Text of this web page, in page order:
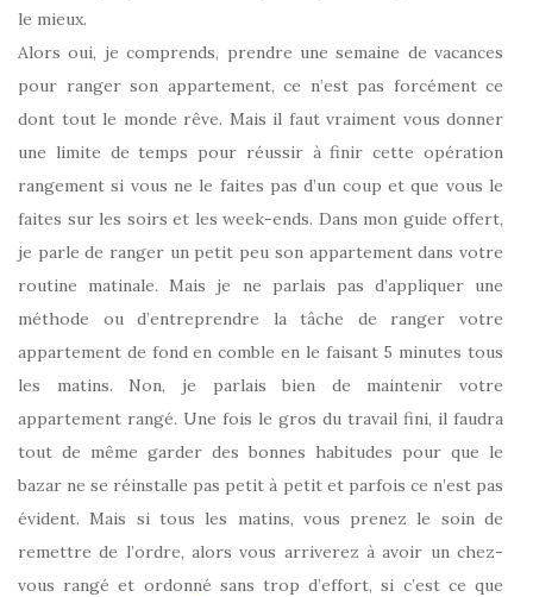
le mieux.
Alors oui, je comprends, prendre une semaine de vacances
pour ranger son appartement, ce n’est pas forcément ce
dont tout le monde rêve. Mais il faut vraiment vous donner
une limite de temps pour réussir à finir cette opération
rangement si vous ne le faites pas d’un coup et que vous le
faites sur les soirs et les week-ends. Dans mon guide offert,
je parle de ranger un petit peu son appartement dans votre
routine matinale. Mais je ne parlais pas d’appliquer une
méthode ou d’entreprendre la tâche de ranger votre
appartement de fond en comble en le faisant 5 minutes tous
les matins. Non, je parlais bien de maintenir votre
appartement rangé. Une fois le gros du travail fini, il faudra
tout de même garder des bonnes habitudes pour que le
bazar ne se réinstalle pas petit à petit et parfois ce n’est pas
évident. Mais si tous les matins, vous prenez le soin de
remettre de l’ordre, alors vous arriverez à avoir un chez-
vous rangé et ordonné sans trop d’effort, si c’est ce que